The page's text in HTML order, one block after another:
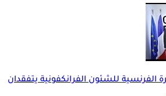
الفرنسية للشئون الفرانكفونية يتفقدان